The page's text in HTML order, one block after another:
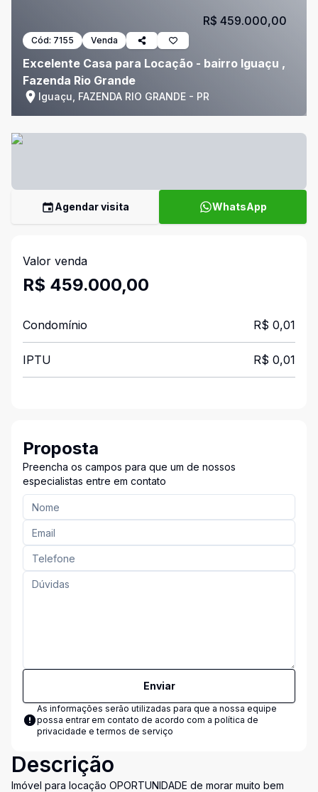
Cód: 7155 Venda
Excelente Casa para Locação - bairro Iguaçu ,
Fazenda Rio Grande
Iguaçu, FAZENDA RIO GRANDE - PR
R$ 459.000,00
Agendar visita WhatsApp
Valor venda
R$ 459.000,00
Condomínio R$ 0,01
IPTU R$ 0,01
Proposta
Preencha os campos para que um de nossos
especialistas entre em contato
Enviar
As informações serão utilizadas para que a nossa equipe
possa entrar em contato de acordo com a política de
privacidade e termos de serviço
Descrição
Imóvel para locação OPORTUNIDADE de morar muito bem